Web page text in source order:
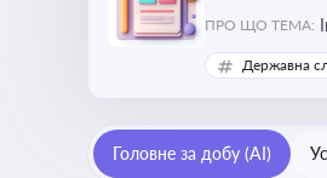
ПРО ЩО ТЕМА:
Державна
Головне за добу (AI)